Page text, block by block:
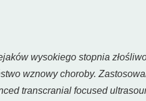
wysokiego stopnia
wznowy choroby.
transcranial focused